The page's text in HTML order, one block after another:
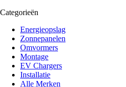
Categorieën
Energieopslag
Zonnepanelen
Omvormers
Montage
EV Chargers
Installatie
Alle Merken